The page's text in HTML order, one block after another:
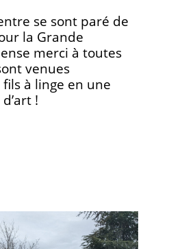
se sont paré de
la Grande
merci à toutes
venues
à linge en une
!